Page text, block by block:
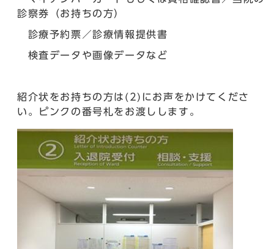
診察券（お持ちの方）
診療予約票／診療情報提供書
検査データや画像データなど
紹介状をお持ちの方は(2)にお声をかけてくださ
い。ピンクの番号札をお渡しします。